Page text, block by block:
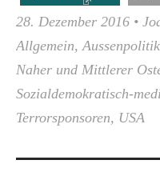
28. Dezember 2016 •
Allgemein,Aussenpolitik
Naher und Mittlerer
Sozialdemokratisch-
Terrorsponsoren, USA